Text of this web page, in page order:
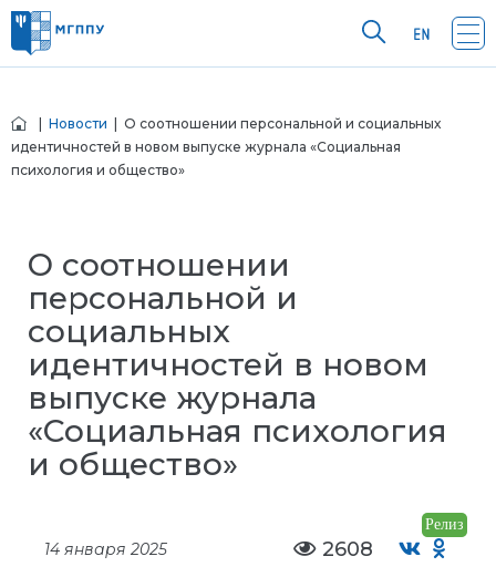
Новости | О соотношении персональной и социальных
идентичностей в новом выпуске журнала «Социальная
психология и общество»
О соотношении
персональной и
социальных
идентичностей в новом
выпуске журнала
«Социальная психология
и общество»
Релиз
14 января 2025 2608